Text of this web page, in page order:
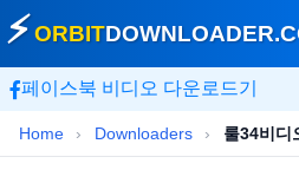
⚡ORBITDOWNLOADER
페이스북 비디오 다운로드기
Home › Downloaders › 룰34비디